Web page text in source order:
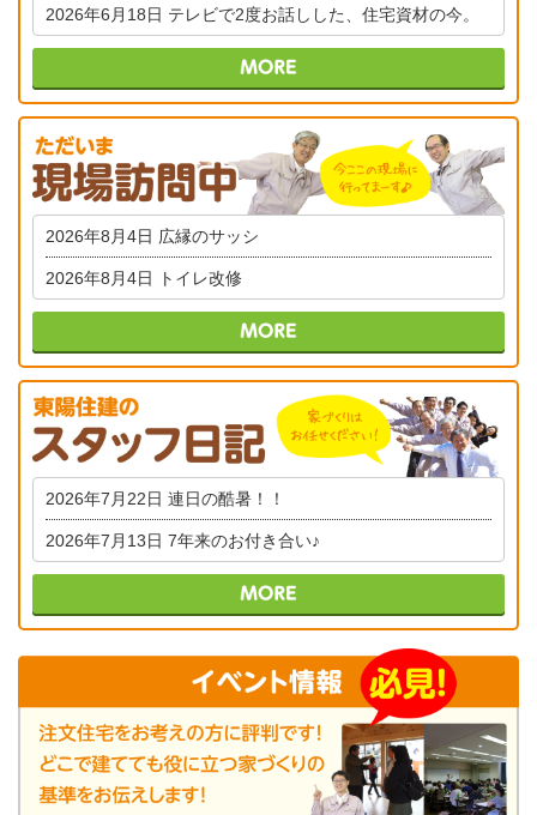
2026年6月18日 テレビで2度お話しした、住宅資材の今。
2026年8月4日 広縁のサッシ
2026年8月4日 トイレ改修
2026年7月22日 連日の酷暑！！
2026年7月13日 7年来のお付き合い♪